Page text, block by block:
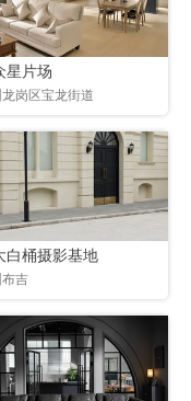
星片场
岗区宝龙街道
白桶摄影基地
吉